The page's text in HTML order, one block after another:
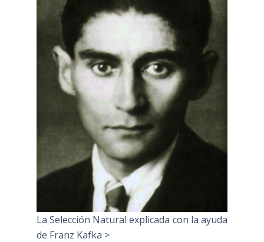
La Selección Natural explicada con la ayuda
de Franz Kafka >